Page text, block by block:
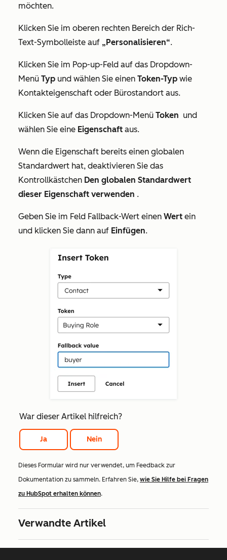
möchten.
Klicken Sie im oberen rechten Bereich der Rich-
Text-Symbolleiste auf „Personalisieren“.
Klicken Sie im Pop-up-Feld auf das Dropdown-
Menü Typ und wählen Sie einen Token-Typ wie
Kontakteigenschaft oder Bürostandort aus.
Klicken Sie auf das Dropdown-Menü Token und
wählen Sie eine Eigenschaft aus.
Wenn die Eigenschaft bereits einen globalen
Standardwert hat, deaktivieren Sie das
Kontrollkästchen Den globalen Standardwert
dieser Eigenschaft verwenden .
Geben Sie im Feld Fallback-Wert einen Wert ein
und klicken Sie dann auf Einfügen.
War dieser Artikel hilfreich?
Ja Nein
Dieses Formular wird nur verwendet, um Feedback zur
Dokumentation zu sammeln. Erfahren Sie, wie Sie Hilfe bei Fragen
zu HubSpot erhalten können.
Verwandte Artikel